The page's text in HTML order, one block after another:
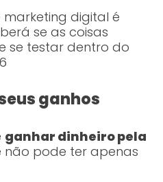
digital é
se as coisas
se testar dentro do
ganhos
ganhar dinheiro pela
não pode ter apenas